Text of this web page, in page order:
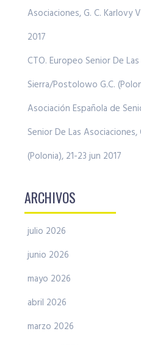
Asociaciones, G. C. Karlovy
2017
CTO. Europeo Senior De
Sierra/Postolowo G.C.
Asociación Española de
Senior De Las
(Polonia), 21-23 jun 2017
ARCHIVOS
julio 2026
junio 2026
mayo 2026
abril 2026
marzo 2026